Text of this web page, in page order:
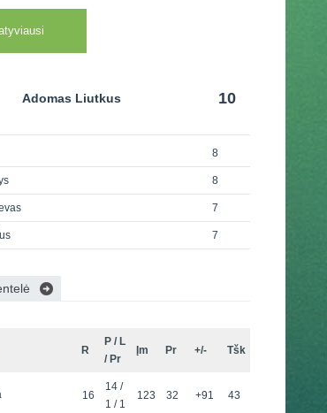
Adomas Liutkus 10
8
8
7
7
R
P / L
/ Pr
Įm Pr +/- Tšk
16
14 /
1 / 1
123 32 +91 43